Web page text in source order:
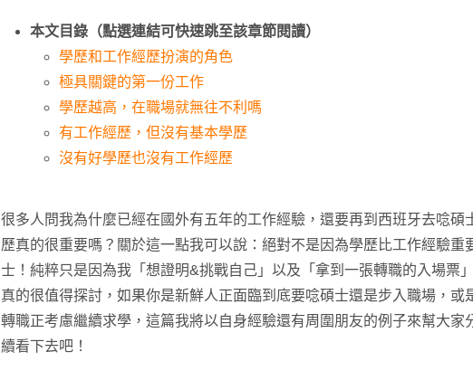
本文目錄（點選連結可快速跳至該章節閱讀）
學歷和工作經歷扮演的角色
極具關鍵的第一份工作
學歷越高，在職場就無往不利嗎
有工作經歷，但沒有基本學歷
沒有好學歷也沒有工作經歷
很多人問我為什麼已經在國外有五年的工作經驗，還要再到西班牙去唸碩
歷真的很重要嗎？關於這一點我可以說：絕對不是因為學歷比工作經驗重
士！純粹只是因為我「想證明&挑戰自己」以及「拿到一張轉職的入場票
真的很值得探討，如果你是新鮮人正面臨到底要唸碩士還是步入職場，或
轉職正考慮繼續求學，這篇我將以自身經驗還有周圍朋友的例子來幫大家
續看下去吧！